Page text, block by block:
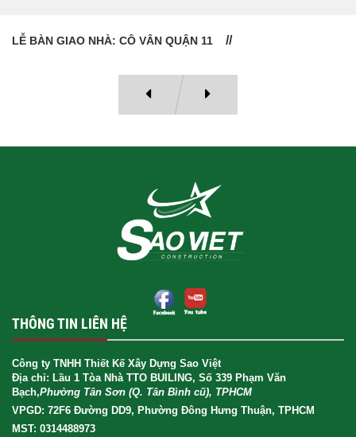
LỄ BÀN GIAO NHÀ: CÔ VÂN QUẬN 11
THÔNG TIN LIÊN HỆ
Công ty TNHH Thiết Kế Xây Dựng Sao Việt
Địa chỉ: Lầu 1 Tòa Nhà TTO BUILING, Số 339 Phạm Văn
Bạch,Phường Tân Sơn (Q. Tân Bình cũ), TPHCM
VPGD: 72F6 Đường DD9, Phường Đông Hưng Thuận, TPHCM
MST: 0314488973